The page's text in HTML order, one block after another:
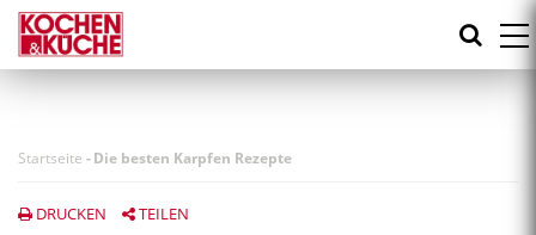
Direkt
zum
Inhalt
Startseite -Die besten Karpfen Rezepte
DRUCKEN TEILEN